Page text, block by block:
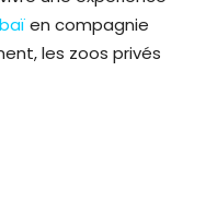
en compagnie
les zoos privés